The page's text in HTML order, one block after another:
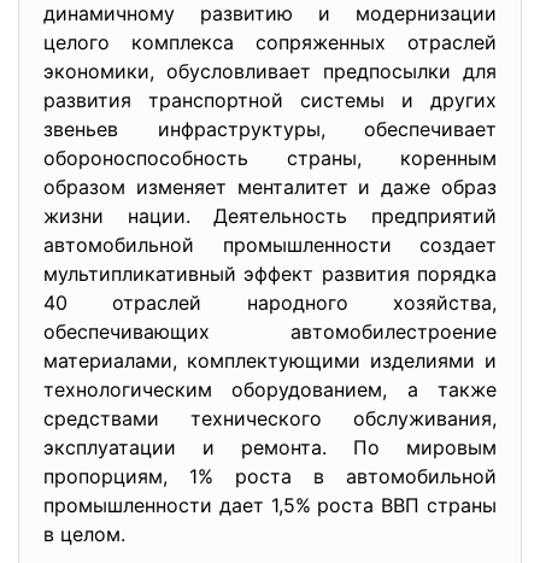
динамичному развитию и модернизации
целого комплекса сопряженных отраслей
экономики, обусловливает предпосылки для
развития транспортной системы и других
звеньев инфраструктуры, обеспечивает
обороноспособность страны, коренным
образом изменяет менталитет и даже образ
жизни нации. Деятельность предприятий
автомобильной промышленности создает
мультипликативный эффект развития порядка
40 отраслей народного хозяйства,
обеспечивающих автомобилестроение
материалами, комплектующими изделиями и
технологическим оборудованием, а также
средствами технического обслуживания,
эксплуатации и ремонта. По мировым
пропорциям, 1% роста в автомобильной
промышленности дает 1,5% роста ВВП страны
в целом.